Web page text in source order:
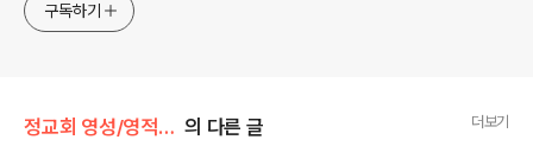
구독하기
정교회 영성/영적 아버지에게 듣다 의 다른 글 더보기